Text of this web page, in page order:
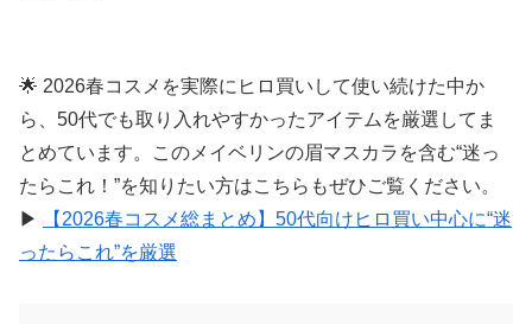
🌟 2026春コスメを実際にヒロ買いして使い続けた中か
ら、50代でも取り入れやすかったアイテムを厳選してま
とめています。このメイベリンの眉マスカラを含む“迷っ
たらこれ！”を知りたい方はこちらもぜひご覧ください。
▶
【2026春コスメ総まとめ】50代向けヒロ買い中心に“迷
ったらこれ”を厳選